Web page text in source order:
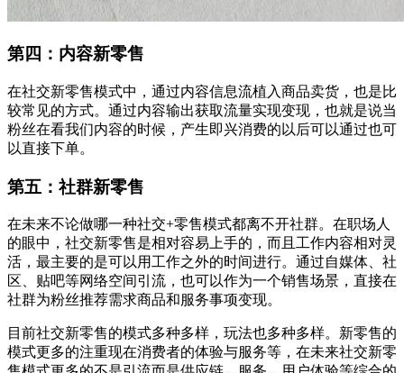
第四：内容新零售
在社交新零售模式中，通过内容信息流植入商品卖货，也是比
较常见的方式。通过内容输出获取流量实现变现，也就是说当
粉丝在看我们内容的时候，产生即兴消费的以后可以通过也可
以直接下单。
第五：社群新零售
在未来不论做哪一种社交+零售模式都离不开社群。在职场人
的眼中，社交新零售是相对容易上手的，而且工作内容相对灵
活，最主要的是可以用工作之外的时间进行。通过自媒体、社
区、贴吧等网络空间引流，也可以作为一个销售场景，直接在
社群为粉丝推荐需求商品和服务事项变现。
目前社交新零售的模式多种多样，玩法也多种多样。新零售的
模式更多的注重现在消费者的体验与服务等，在未来社交新零